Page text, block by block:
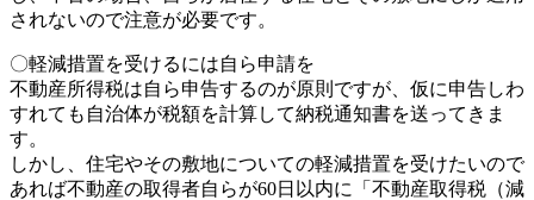
されないので注意が必要です。
〇軽減措置を受けるには自ら申請を
不動産所得税は自ら申告するのが原則ですが、仮に申告しわ
すれても自治体が税額を計算して納税通知書を送ってきま
す。
しかし、住宅やその敷地についての軽減措置を受けたいので
あれば不動産の取得者自らが60日以内に「不動産取得税（減